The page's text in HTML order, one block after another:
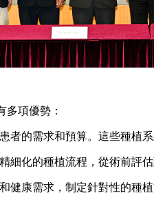
項優勢：
的需求和預算。這些種植系
化的種植流程，從術前評估
康需求，制定針對性的種